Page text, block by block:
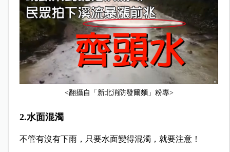
<翻攝自「新北消防發爾麵」粉專>
2.水面混濁
不管有沒有下雨，只要水面變得混濁，就要注意！